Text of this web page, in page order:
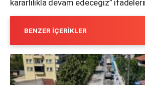
kararlılıkla devam edeceğiz”
BENZER İÇERIKLER